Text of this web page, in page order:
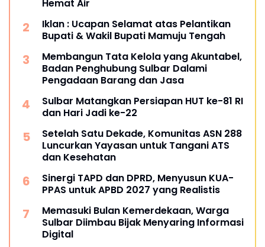
Hemat Air
Iklan : Ucapan Selamat atas Pelantikan
Bupati & Wakil Bupati Mamuju Tengah
Membangun Tata Kelola yang Akuntabel,
Badan Penghubung Sulbar Dalami
Pengadaan Barang dan Jasa
Sulbar Matangkan Persiapan HUT ke-81 RI
dan Hari Jadi ke-22
Setelah Satu Dekade, Komunitas ASN 288
Luncurkan Yayasan untuk Tangani ATS
dan Kesehatan
Sinergi TAPD dan DPRD, Menyusun KUA-
PPAS untuk APBD 2027 yang Realistis
Memasuki Bulan Kemerdekaan, Warga
Sulbar Diimbau Bijak Menyaring Informasi
Digital